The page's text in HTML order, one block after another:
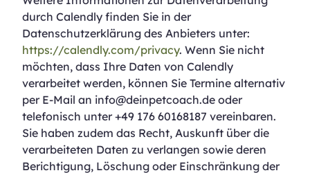
durch Calendly finden Sie in der
Datenschutzerklärung des Anbieters unter:
https://calendly.com/privacy. Wenn Sie nicht
möchten, dass Ihre Daten von Calendly
verarbeitet werden, können Sie Termine alternativ
per E-Mail an info@deinpetcoach.de oder
telefonisch unter +49 176 60168187 vereinbaren.
Sie haben zudem das Recht, Auskunft über die
verarbeiteten Daten zu verlangen sowie deren
Berichtigung, Löschung oder Einschränkung der